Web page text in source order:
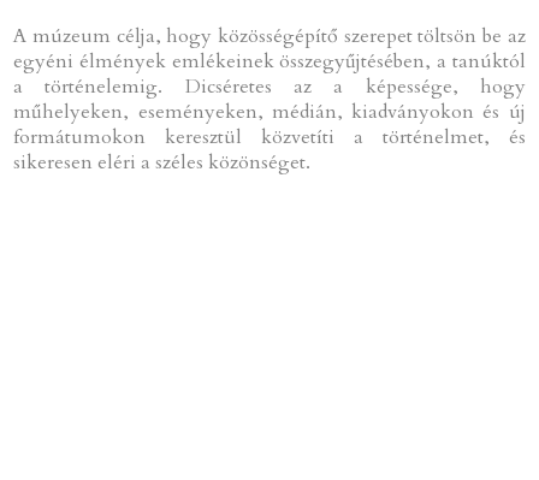
A múzeum célja, hogy közösségépítő szerepet töltsön be az
egyéni élmények emlékeinek összegyűjtésében, a tanúktól
a történelemig. Dicséretes az a képessége, hogy
műhelyeken, eseményeken, médián, kiadványokon és új
formátumokon keresztül közvetíti a történelmet, és
sikeresen eléri a széles közönséget.